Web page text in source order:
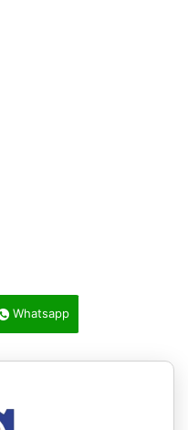
Whatsapp